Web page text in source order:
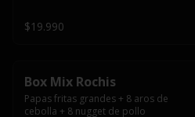
$19.990
Box Mix Rochis
Papas fritas grandes + 8 aros de
cebolla + 8 nugget de pollo